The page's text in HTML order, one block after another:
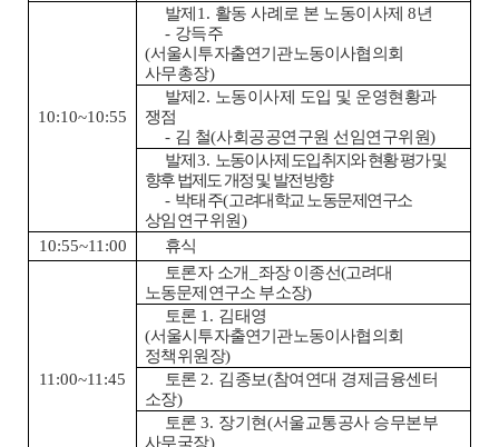
10:10~10:55
발제 1. 활동 사례로 본 노동이사제8년
- 강득주
(서울시투자출연기관노동이사협의회
사무총장)
발제 2. 노동이사제 도입 및 운영현황과
쟁점
- 김 철(사회공공연구원 선임연구위원)
발제 3. 노동이사제 도입취지와 현황 평가 및
향후 법제도 개정 및 발전방향
- 박태주(고려대학교 노동문제연구소
상임연구위원)
10:55~11:00
휴식
11:00~11:45
토론자 소개 좌장 이종선(고려대
노동문제연구소 부소장)
토론 1. 김태영
(서울시투자출연기관노동이사협의회
정책위원장)
토론 2. 김종보(참여연대 경제금융센터
소장)
토론3. 장기현(서울교통공사 승무본부
사무국장)